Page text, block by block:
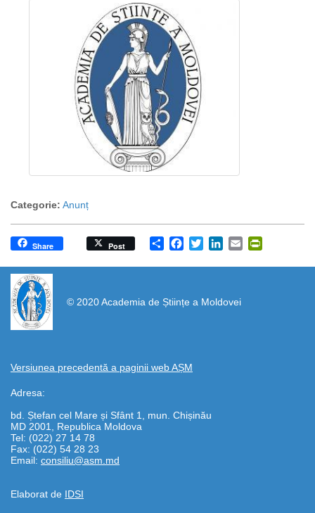
Categorie: Anunț
Share
Share Post Facebook
TwitterLinkedIn
Email
© 2020 Academia de Științe a Moldovei
Versiunea precedentă a paginii web AȘM
Adresa:
bd. Ștefan cel Mare și Sfânt 1, mun. Chișinău
MD 2001, Republica Moldova
Tel: (022) 27 14 78
Fax: (022) 54 28 23
Email: consiliu@asm.md
Elaborat de IDSI
https://propletenie.ru/